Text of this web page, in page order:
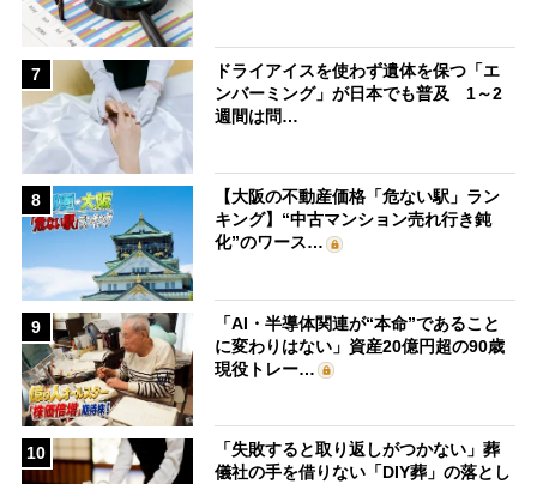
7
ドライアイスを使わず遺体を保つ「エ
ンバーミング」が日本でも普及 1～2
週間は問…
8
【大阪の不動産価格「危ない駅」ラン
キング】“中古マンション売れ行き鈍
化”のワース…
9
「AI・半導体関連が“本命”であること
に変わりはない」資産20億円超の90歳
現役トレー…
10
「失敗すると取り返しがつかない」葬
儀社の手を借りない「DIY葬」の落とし